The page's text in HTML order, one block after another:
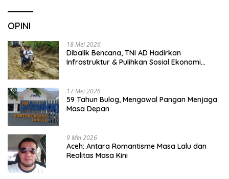
OPINI
18 Mei 2026
Dibalik Bencana, TNI AD Hadirkan
Infrastruktur & Pulihkan Sosial Ekonomi
17 Mei 2026
59 Tahun Bulog, Mengawal Pangan Menjaga
Masa Depan
9 Mei 2026
Aceh: Antara Romantisme Masa Lalu dan
Realitas Masa Kini